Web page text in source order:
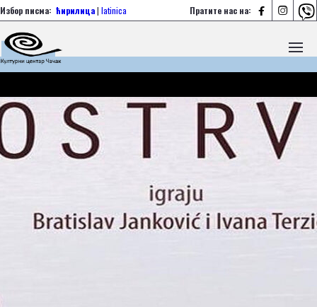
Пратите нас на:   
Избор писма: ћирилица| latinica